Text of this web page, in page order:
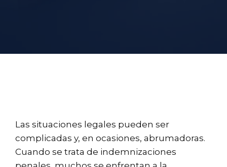
Las situaciones legales pueden ser
complicadas y, en ocasiones, abrumadoras.
Cuando se trata de indemnizaciones